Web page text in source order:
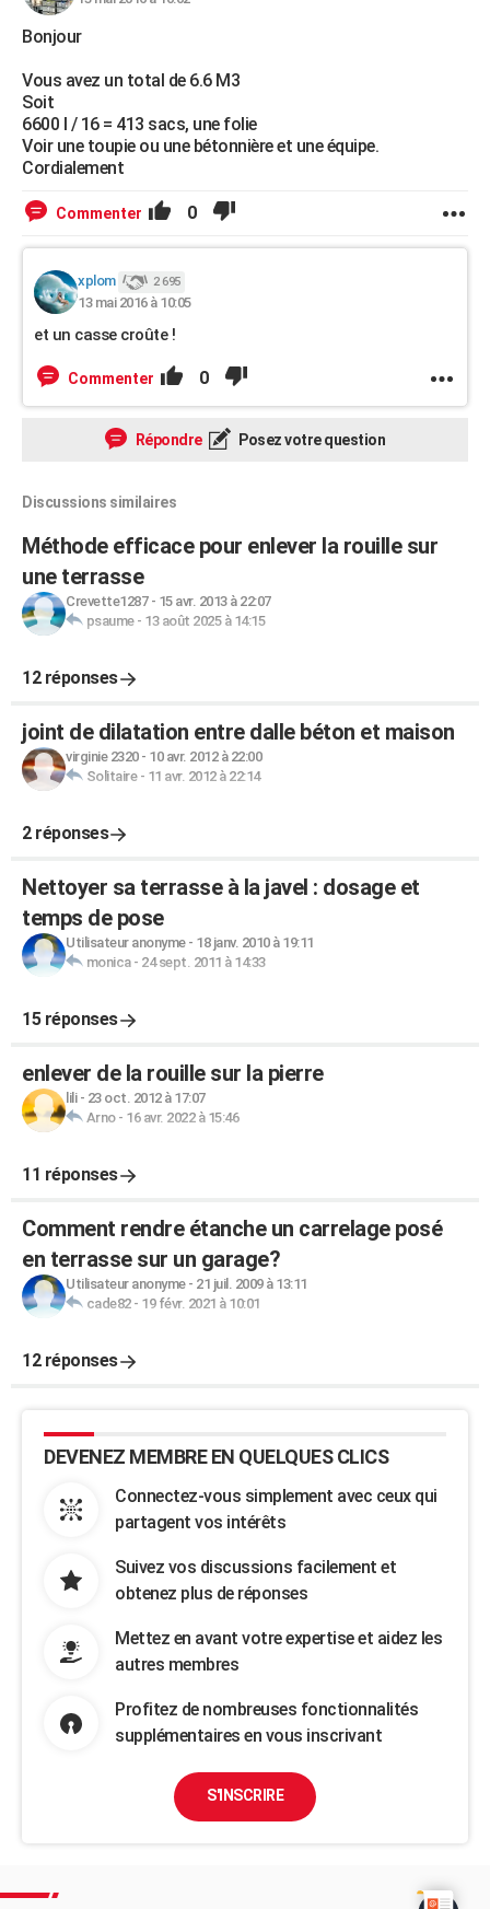
Bonjour
Vous avez un total de 6.6 M3
Soit
6600 l / 16 = 413 sacs, une folie
Voir une toupie ou une bétonnière et une équipe.
Cordialement
Commenter 0
xplom 2 695
13 mai 2016 à 10:05
et un casse croûte !
Commenter 0
Répondre Posez votre question
Discussions similaires
Méthode efficace pour enlever la rouille sur
une terrasse
Crevette1287- 15 avr. 2013 à 22:07
psaume- 13 août 2025 à 14:15
12 réponses
joint de dilatation entre dalle béton et maison
virginie 2320- 10 avr. 2012 à 22:00
Solitaire- 11 avr. 2012 à 22:14
2 réponses
Nettoyer sa terrasse à la javel : dosage et
temps de pose
Utilisateur anonyme- 18 janv. 2010 à 19:11
monica- 24 sept. 2011 à 14:33
15 réponses
enlever de la rouille sur la pierre
lili- 23 oct. 2012 à 17:07
Arno- 16 avr. 2022 à 15:46
11 réponses
Comment rendre étanche un carrelage posé
en terrasse sur un garage?
Utilisateur anonyme- 21 juil. 2009 à 13:11
cade82- 19 févr. 2021 à 10:01
12 réponses
DEVENEZ MEMBRE EN QUELQUES CLICS
Connectez-vous simplement avec ceux qui
partagent vos intérêts
Suivez vos discussions facilement et
obtenez plus de réponses
Mettez en avant votre expertise et aidez les
autres membres
Profitez de nombreuses fonctionnalités
supplémentaires en vous inscrivant
S'INSCRIRE